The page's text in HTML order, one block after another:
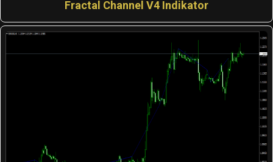
Fractal Channel V4 Indikator